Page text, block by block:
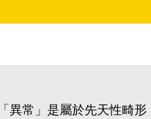
異常」是屬於先天性畸